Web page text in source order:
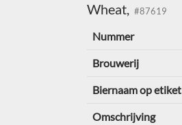
Wheat, #87619
Nummer
Brouwerij
Biernaam op etiket
Omschrijving